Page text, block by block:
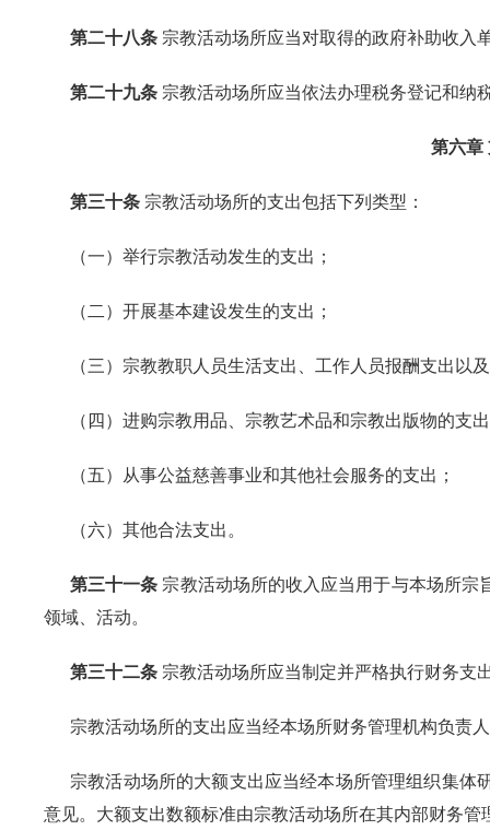
第二十八条 宗教活动场所应当对取得的政府补助收入
第二十九条 宗教活动场所应当依法办理税务登记和纳
第六章
第三十条 宗教活动场所的支出包括下列类型：
（一）举行宗教活动发生的支出；
（二）开展基本建设发生的支出；
（三）宗教教职人员生活支出、工作人员报酬支出以
（四）进购宗教用品、宗教艺术品和宗教出版物的支
（五）从事公益慈善事业和其他社会服务的支出；
（六）其他合法支出。
第三十一条 宗教活动场所的收入应当用于与本场所宗
领域、活动。
第三十二条 宗教活动场所应当制定并严格执行财务支
宗教活动场所的支出应当经本场所财务管理机构负责
宗教活动场所的大额支出应当经本场所管理组织集
意见。大额支出数额标准由宗教活动场所在其内部财务管